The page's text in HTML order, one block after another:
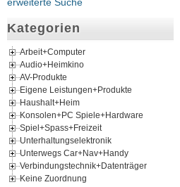
Kategorien
Arbeit+Computer
Audio+Heimkino
AV-Produkte
Eigene Leistungen+Produkte
Haushalt+Heim
Konsolen+PC Spiele+Hardware
Spiel+Spass+Freizeit
Unterhaltungselektronik
Unterwegs Car+Nav+Handy
Verbindungstechnik+Datenträger
Keine Zuordnung